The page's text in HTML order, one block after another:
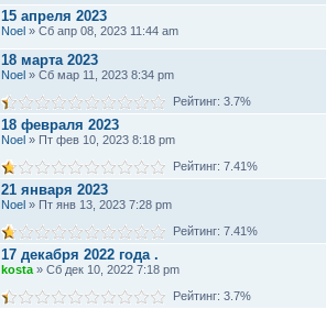
15 апреля 2023
Noel » Сб апр 08, 2023 11:44 am
18 марта 2023
Noel » Сб мар 11, 2023 8:34 pm
Рейтинг: 3.7%
18 февраля 2023
Noel » Пт фев 10, 2023 8:18 pm
Рейтинг: 7.41%
21 января 2023
Noel » Пт янв 13, 2023 7:28 pm
Рейтинг: 7.41%
17 декабря 2022 года .
kosta » Сб дек 10, 2022 7:18 pm
Рейтинг: 3.7%